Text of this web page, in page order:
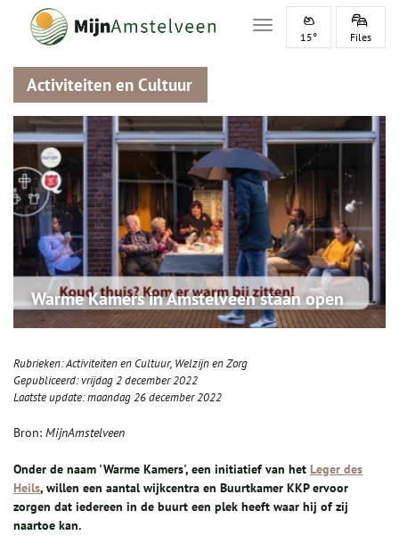
Toggle navigation
15° Files
Activiteiten en Cultuur
Warme Kamers in Amstelveen staan open
Rubrieken:Activiteiten en Cultuur, Welzijn en Zorg
Gepubliceerd:vrijdag 2 december 2022
Laatste update:maandag 26 december 2022
Bron: MijnAmstelveen
Onder de naam 'Warme Kamers', een initiatief van het Leger des
Heils, willen een aantal wijkcentra en Buurtkamer KKP ervoor
zorgen dat iedereen in de buurt een plek heeft waar hij of zij
naartoe kan.